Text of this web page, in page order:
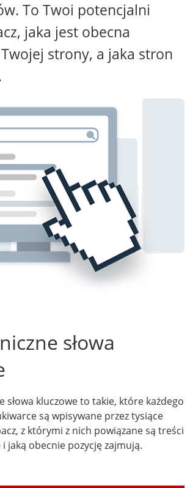
To Twoi potencjalni
jaka jest obecna
strony, a jaka stron
słowa
słowa kluczowe to takie, które każdego
są wpisywane przez tysiące
z którymi z nich powiązane są treści
jaką obecnie pozycję zajmują.